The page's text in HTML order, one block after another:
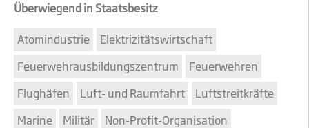
Überwiegend in Staatsbesitz
Atomindustrie
Elektrizitätswirtschaft
Feuerwehrausbildungszentrum
Feuerwehren
Flughäfen
Luft- und Raumfahrt
Luftstreitkräfte
Marine
Militär
Non-Profit-Organisation